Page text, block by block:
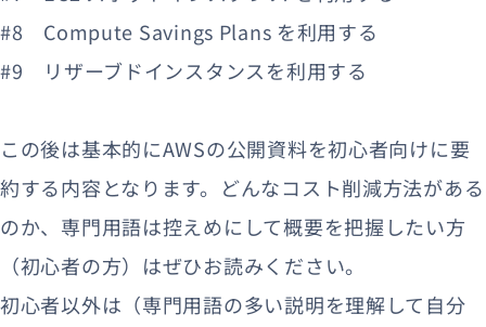
#8 Compute Savings Plans を利用する
#9 リザーブドインスタンスを利用する
この後は基本的にAWSの公開資料を初心者向けに要
約する内容となります。どんなコスト削減方法がある
のか、専門用語は控えめにして概要を把握したい方
（初心者の方）はぜひお読みください。
初心者以外は（専門用語の多い説明を理解して自分